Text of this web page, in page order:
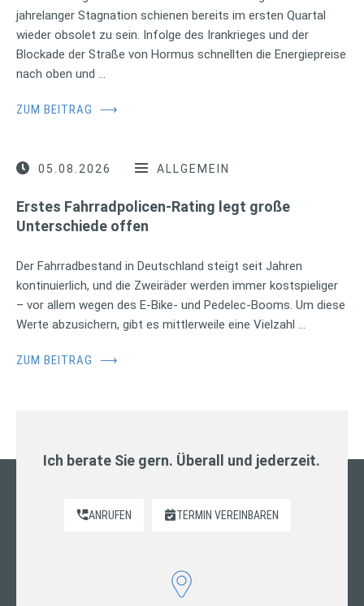
jahrelanger Stagnation schienen bereits im ersten Quartal
wieder obsolet zu sein. Infolge des Irankrieges und der
Blockade der Straße von Hormus schnellten die Energiepreise
nach oben und …
ZUM BEITRAG ⟶
05.08.2026 ALLGEMEIN
Erstes Fahrradpolicen-Rating legt große
Unterschiede offen
Der Fahrradbestand in Deutschland steigt seit Jahren
kontinuierlich, und die Zweiräder werden immer kostspieliger
– vor allem wegen des E-Bike- und Pedelec-Booms. Um diese
Werte abzusichern, gibt es mittlerweile eine Vielzahl …
ZUM BEITRAG ⟶
Ich berate Sie gern. Überall und jederzeit.
ANRUFEN TERMIN VEREINBAREN